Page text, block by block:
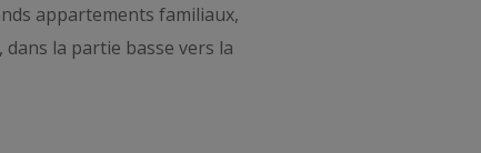
appartements familiaux,
la partie basse vers la